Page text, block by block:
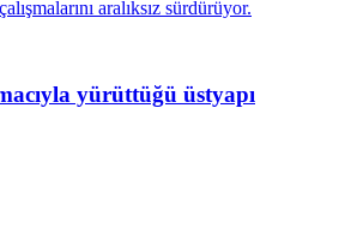
yürüttüğü üstyapı